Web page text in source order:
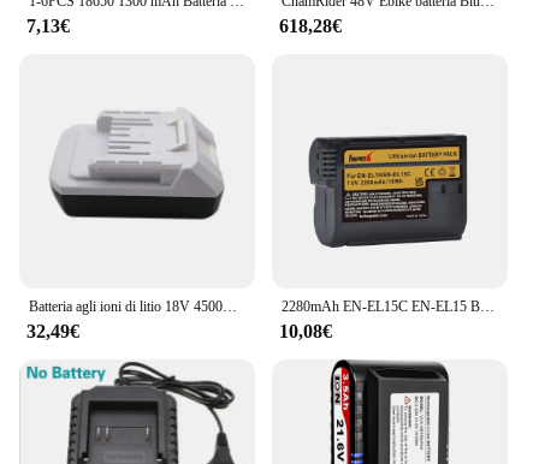
7,13€ 618,28€
Batteria agli ioni di litio 18V 4500mAh per batterie di ricambio Makita BL1813G BL1811G BL1815G HP457D DF457D 196366-5 utensili elettrici
32,49€
2280mAh EN-EL15C EN-EL15 Batteria/LED USB Doppio Caricatore per Nikon Z5,Z6,Z6 II,Z7,Z7II D600 D610 D600E D800 D810 D800E D810
10,08€